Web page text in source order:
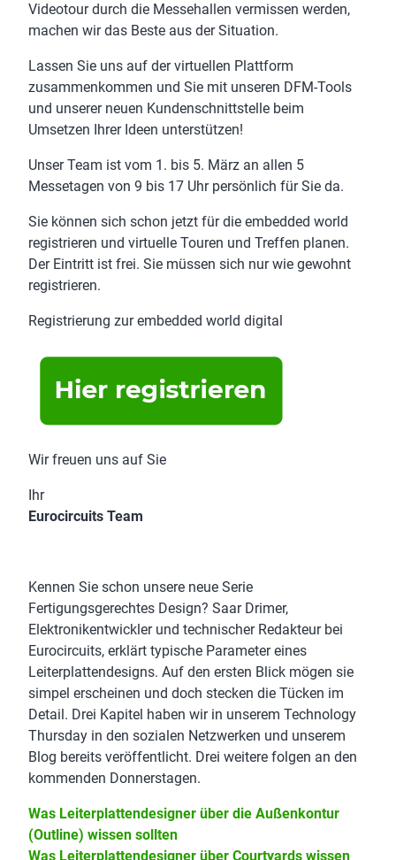
Videotour durch die Messehallen vermissen werden,
machen wir das Beste aus der Situation.
Lassen Sie uns auf der virtuellen Plattform
zusammenkommen und Sie mit unseren DFM-Tools
und unserer neuen Kundenschnittstelle beim
Umsetzen Ihrer Ideen unterstützen!
Unser Team ist vom 1. bis 5. März an allen 5
Messetagen von 9 bis 17 Uhr persönlich für Sie da.
Sie können sich schon jetzt für die embedded world
registrieren und virtuelle Touren und Treffen planen.
Der Eintritt ist frei. Sie müssen sich nur wie gewohnt
registrieren.
Registrierung zur embedded world digital
Wir freuen uns auf Sie
Ihr
Eurocircuits Team
Kennen Sie schon unsere neue Serie
Fertigungsgerechtes Design? Saar Drimer,
Elektronikentwickler und technischer Redakteur bei
Eurocircuits, erklärt typische Parameter eines
Leiterplattendesigns. Auf den ersten Blick mögen sie
simpel erscheinen und doch stecken die Tücken im
Detail. Drei Kapitel haben wir in unserem Technology
Thursday in den sozialen Netzwerken und unserem
Blog bereits veröffentlicht. Drei weitere folgen an den
kommenden Donnerstagen.
Was Leiterplattendesigner über die Außenkontur
(Outline) wissen sollten
Was Leiterplattendesigner über Courtyards wissen